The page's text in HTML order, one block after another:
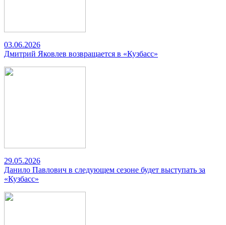
03.06.2026
Дмитрий Яковлев возвращается в «Кузбасс»
29.05.2026
Данило Павлович в следующем сезоне будет выступать за
«Кузбасс»